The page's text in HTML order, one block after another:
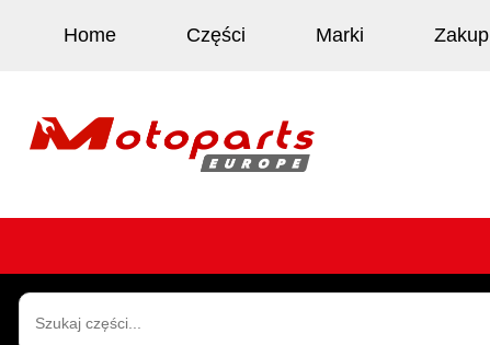
Home Części Marki Zakup